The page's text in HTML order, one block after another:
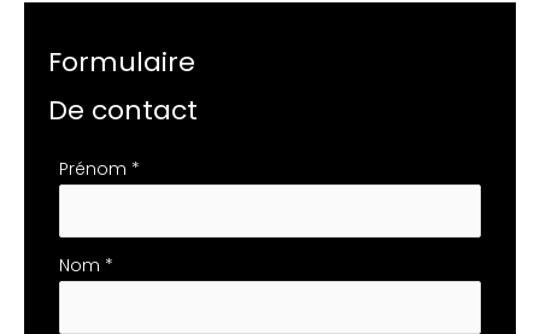
Formulaire
De contact
Formulaire
téléphone
Prénom *
Nom *